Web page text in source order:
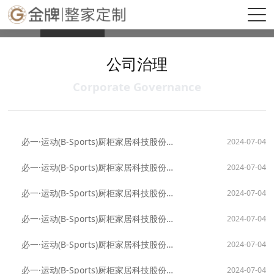
必一·运动(B-Sports)官方网站
公司治理 公司公告
公司治理
必一·运动(B-Sports)厨柜家居科技股份有限公司章程（2024年修订版） 2024-07-04
必一·运动(B-Sports)厨柜家居科技股份有限公司董事会议事规则（2024年修订版） 2024-07-04
必一·运动(B-Sports)厨柜家居科技股份有限公司董事会秘书制度（2024年修订版） 2024-07-04
必一·运动(B-Sports)厨柜家居科技股份有限公司会计师事务所选聘制度（2024年版） 2024-07-04
必一·运动(B-Sports)厨柜家居科技股份有限公司关联交易管理办法（2024年修订版） 2024-07-04
必一·运动(B-Sports)厨柜家居科技股份有限公司独立董事制度（2024年修订版） 2024-07-04